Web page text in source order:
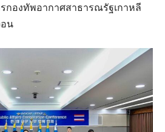
องทัพอากาศสาธารณรัฐเกาหลี
น